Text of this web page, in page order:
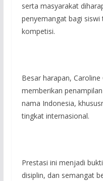
serta masyarakat
penyemangat bagi
kompetisi.
Besar harapan,
memberikan
nama Indonesia,
tingkat internasional.
Prestasi ini menjadi
disiplin, dan semangat